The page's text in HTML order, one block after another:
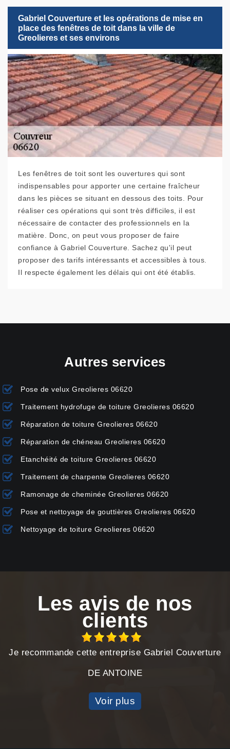
Gabriel Couverture et les opérations de mise en
place des fenêtres de toit dans la ville de
Greolieres et ses environs
Les fenêtres de toit sont les ouvertures qui sont
indispensables pour apporter une certaine fraîcheur
dans les pièces se situant en dessous des toits. Pour
réaliser ces opérations qui sont très difficiles, il est
nécessaire de contacter des professionnels en la
matière. Donc, on peut vous proposer de faire
confiance à Gabriel Couverture. Sachez qu'il peut
proposer des tarifs intéressants et accessibles à tous.
Il respecte également les délais qui ont été établis.
Autres services
Pose de velux Greolieres 06620
Traitement hydrofuge de toiture Greolieres 06620
Réparation de toiture Greolieres 06620
Réparation de chéneau Greolieres 06620
Etanchéité de toiture Greolieres 06620
Traitement de charpente Greolieres 06620
Ramonage de cheminée Greolieres 06620
Pose et nettoyage de gouttières Greolieres 06620
Nettoyage de toiture Greolieres 06620
Les avis de nos
clients
Je recommande cette entreprise Gabriel Couverture
DE ANTOINE
Voir plus